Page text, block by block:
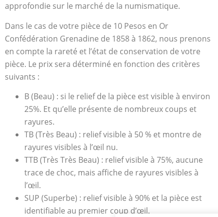
approfondie sur le marché de la numismatique.
Dans le cas de votre pièce de 10 Pesos en Or
Confédération Grenadine de 1858 à 1862, nous prenons
en compte la rareté et l’état de conservation de votre
pièce. Le prix sera déterminé en fonction des critères
suivants :
B (Beau) : si le relief de la pièce est visible à environ
25%. Et qu’elle présente de nombreux coups et
rayures.
TB (Très Beau) : relief visible à 50 % et montre de
rayures visibles à l’œil nu.
TTB (Très Très Beau) : relief visible à 75%, aucune
trace de choc, mais affiche de rayures visibles à
l’œil.
SUP (Superbe) : relief visible à 90% et la pièce est
identifiable au premier coup d’œil.